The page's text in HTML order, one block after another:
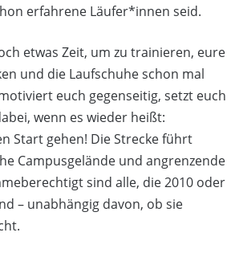
erfahrene Läufer*innen seid.
etwas Zeit, um zu trainieren, eure
und die Laufschuhe schon mal
euch gegenseitig, setzt euch
wenn es wieder heißt:
Start gehen! Die Strecke führt
Campusgelände und angrenzende
sind alle, die 2010 oder
– unabhängig davon, ob sie